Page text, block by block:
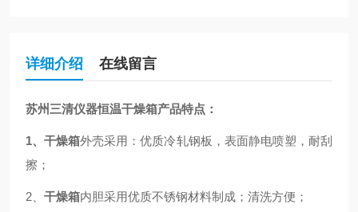
详细介绍 在线留言
苏州三清仪器恒温干燥箱产品特点：
1、干燥箱外壳采用：优质冷轧钢板，表面静电喷塑，耐刮
擦；
2、 干燥箱内胆采用优质不锈钢材料制成；清洗方便；